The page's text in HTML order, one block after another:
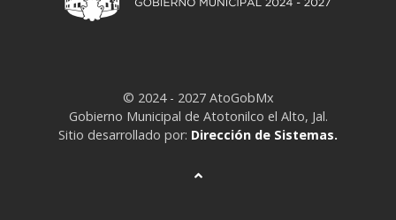
© 2024 - 2027 AtoGobMx
Gobierno Municipal de Atotonilco el Alto, Jal.
Sitio desarrollado por: Dirección de Sistemas.